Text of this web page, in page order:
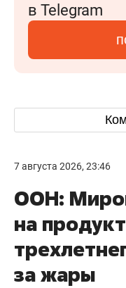
в Telegram
7 августа 2026, 23:46
ООН:
на
за жары